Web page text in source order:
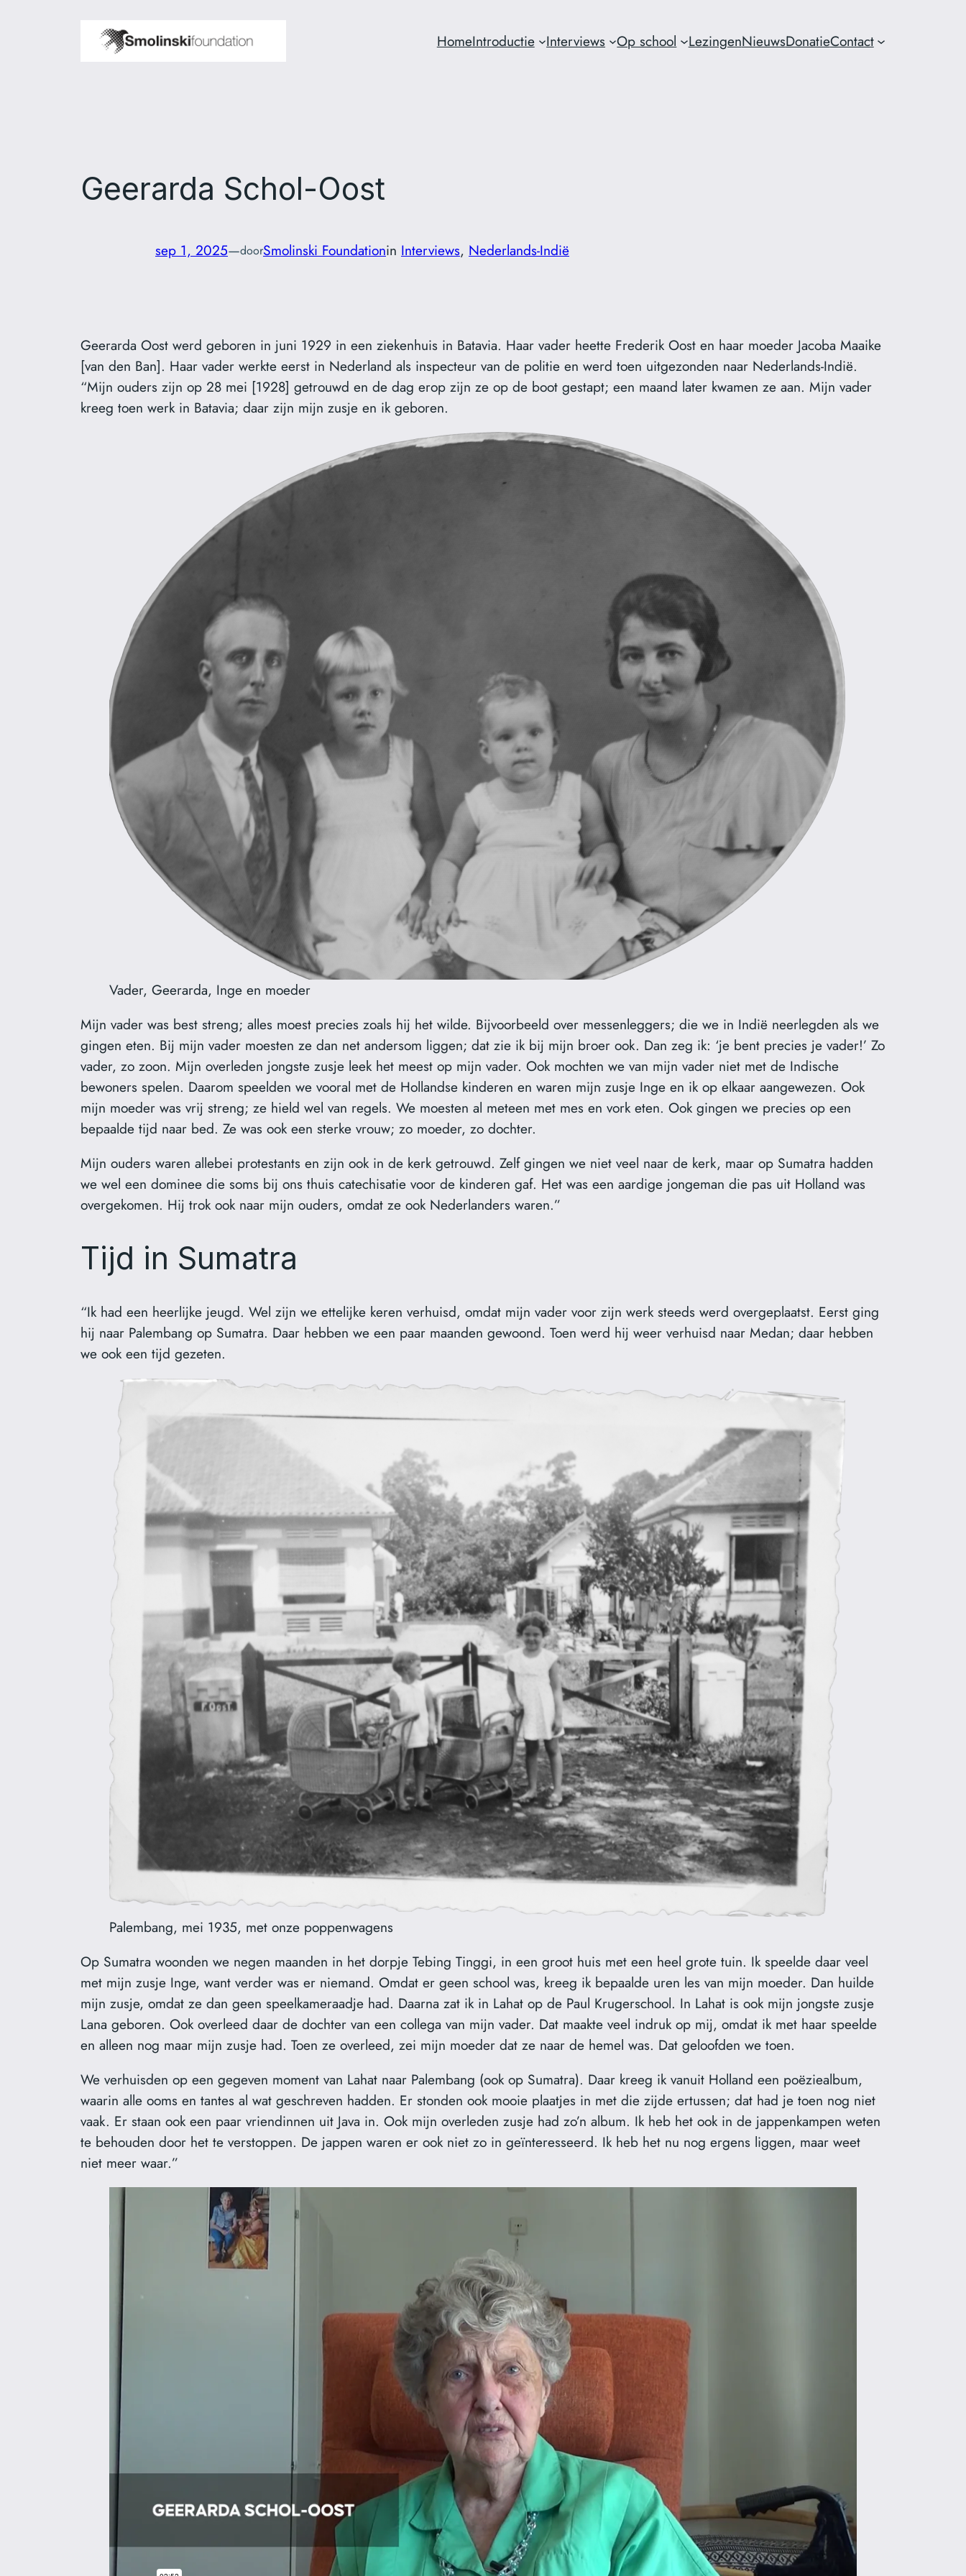
HomeIntroductie Interviews Op school LezingenNieuwsDonatieContact
Geerarda Schol-Oost
sep 1, 2025—doorSmolinski Foundationin Interviews, Nederlands-Indië
Geerarda Oost werd geboren in juni 1929 in een ziekenhuis in Batavia. Haar vader heette Frederik Oost en haar moeder Jacoba Maaike
[van den Ban]. Haar vader werkte eerst in Nederland als inspecteur van de politie en werd toen uitgezonden naar Nederlands-Indië.
“Mijn ouders zijn op 28 mei [1928] getrouwd en de dag erop zijn ze op de boot gestapt; een maand later kwamen ze aan. Mijn vader
kreeg toen werk in Batavia; daar zijn mijn zusje en ik geboren.
Vader, Geerarda, Inge en moeder
Mijn vader was best streng; alles moest precies zoals hij het wilde. Bijvoorbeeld over messenleggers; die we in Indië neerlegden als we
gingen eten. Bij mijn vader moesten ze dan net andersom liggen; dat zie ik bij mijn broer ook. Dan zeg ik: ‘je bent precies je vader!’ Zo
vader, zo zoon. Mijn overleden jongste zusje leek het meest op mijn vader. Ook mochten we van mijn vader niet met de Indische
bewoners spelen. Daarom speelden we vooral met de Hollandse kinderen en waren mijn zusje Inge en ik op elkaar aangewezen. Ook
mijn moeder was vrij streng; ze hield wel van regels. We moesten al meteen met mes en vork eten. Ook gingen we precies op een
bepaalde tijd naar bed. Ze was ook een sterke vrouw; zo moeder, zo dochter.
Mijn ouders waren allebei protestants en zijn ook in de kerk getrouwd. Zelf gingen we niet veel naar de kerk, maar op Sumatra hadden
we wel een dominee die soms bij ons thuis catechisatie voor de kinderen gaf. Het was een aardige jongeman die pas uit Holland was
overgekomen. Hij trok ook naar mijn ouders, omdat ze ook Nederlanders waren.”
Tijd in Sumatra
“Ik had een heerlijke jeugd. Wel zijn we ettelijke keren verhuisd, omdat mijn vader voor zijn werk steeds werd overgeplaatst. Eerst ging
hij naar Palembang op Sumatra. Daar hebben we een paar maanden gewoond. Toen werd hij weer verhuisd naar Medan; daar hebben
we ook een tijd gezeten.
Palembang, mei 1935, met onze poppenwagens
Op Sumatra woonden we negen maanden in het dorpje Tebing Tinggi, in een groot huis met een heel grote tuin. Ik speelde daar veel
met mijn zusje Inge, want verder was er niemand. Omdat er geen school was, kreeg ik bepaalde uren les van mijn moeder. Dan huilde
mijn zusje, omdat ze dan geen speelkameraadje had. Daarna zat ik in Lahat op de Paul Krugerschool. In Lahat is ook mijn jongste zusje
Lana geboren. Ook overleed daar de dochter van een collega van mijn vader. Dat maakte veel indruk op mij, omdat ik met haar speelde
en alleen nog maar mijn zusje had. Toen ze overleed, zei mijn moeder dat ze naar de hemel was. Dat geloofden we toen.
We verhuisden op een gegeven moment van Lahat naar Palembang (ook op Sumatra). Daar kreeg ik vanuit Holland een poëziealbum,
waarin alle ooms en tantes al wat geschreven hadden. Er stonden ook mooie plaatjes in met die zijde ertussen; dat had je toen nog niet
vaak. Er staan ook een paar vriendinnen uit Java in. Ook mijn overleden zusje had zo’n album. Ik heb het ook in de jappenkampen weten
te behouden door het te verstoppen. De jappen waren er ook niet zo in geïnteresseerd. Ik heb het nu nog ergens liggen, maar weet
niet meer waar.”